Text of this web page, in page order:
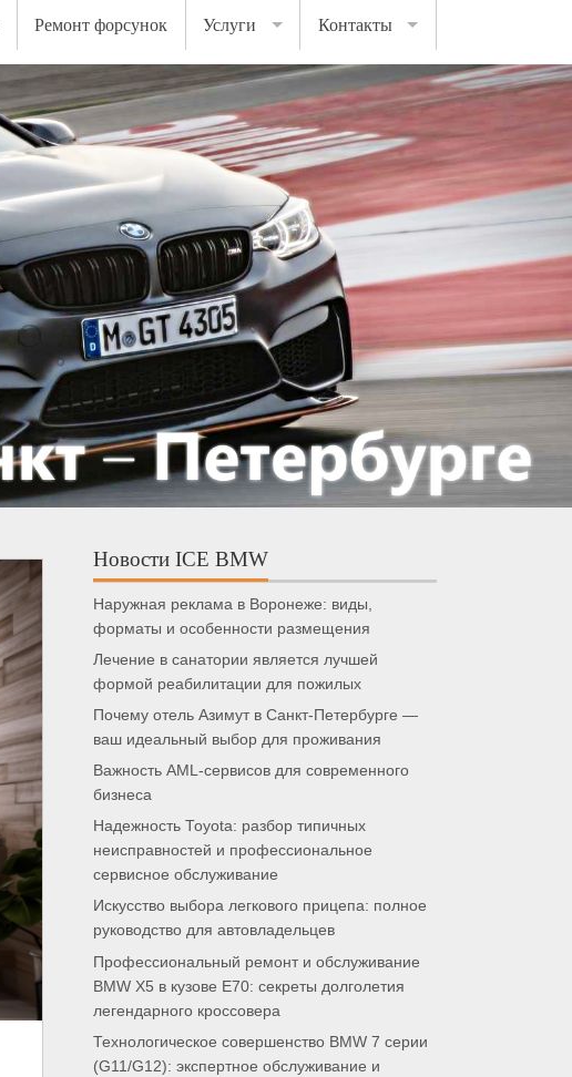
Ремонт форсунок Услуги Контакты
Новости ICE BMW
Наружная реклама в Воронеже: виды,
форматы и особенности размещения
Лечение в санатории является лучшей
формой реабилитации для пожилых
Почему отель Азимут в Санкт-Петербурге —
ваш идеальный выбор для проживания
Важность AML-сервисов для современного
бизнеса
Надежность Toyota: разбор типичных
неисправностей и профессиональное
сервисное обслуживание
Искусство выбора легкового прицепа: полное
руководство для автовладельцев
Профессиональный ремонт и обслуживание
BMW X5 в кузове E70: секреты долголетия
легендарного кроссовера
Технологическое совершенство BMW 7 серии
(G11/G12): экспертное обслуживание и